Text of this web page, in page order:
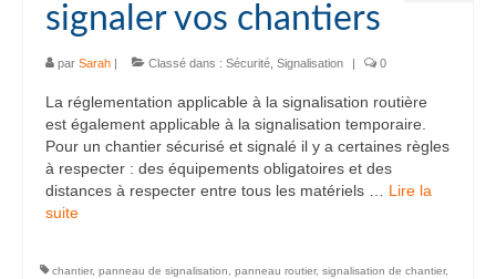
signaler vos chantiers
par Sarah | Classé dans : Sécurité Signalisation | 0
La réglementation applicable à la signalisation routière
est également applicable à la signalisation temporaire.
Pour un chantier sécurisé et signalé il y a certaines règles
à respecter : des équipements obligatoires et des
distances à respecter entre tous les matériels … Lire la
suite­­
chantier, panneau de signalisation panneau routier, signalisation de chantier,